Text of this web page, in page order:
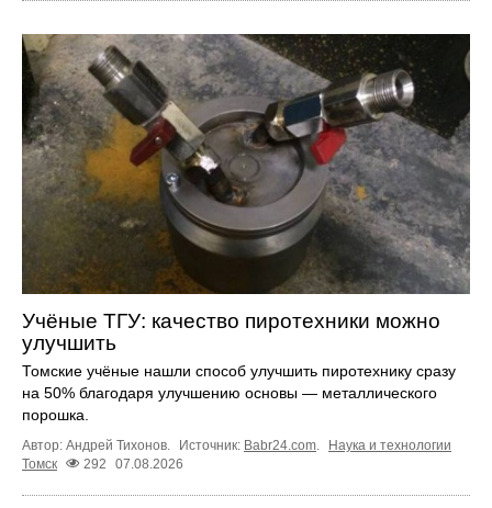
Учёные ТГУ: качество пиротехники можно
улучшить
Томские учёные нашли способ улучшить пиротехнику сразу
на 50% благодаря улучшению основы — металлического
порошка.
Автор: Андрей Тихонов. Источник: Babr24.com.
Наука и технологии
Томск
292 07.08.2026